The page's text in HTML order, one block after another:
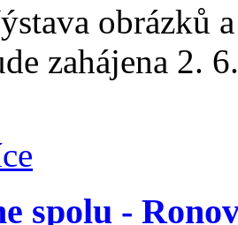
obrázků
zahájena 2.
spolu -